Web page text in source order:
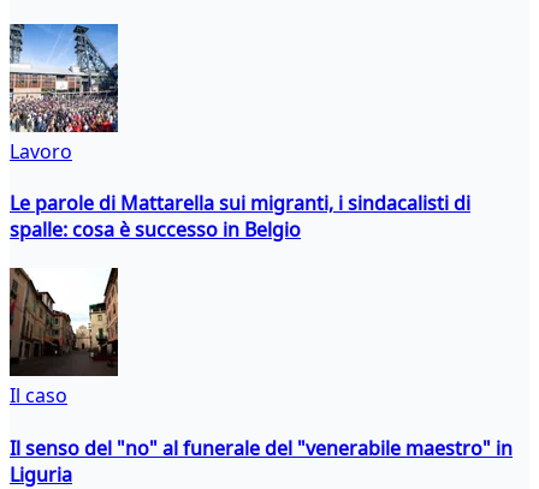
Lavoro
Le parole di Mattarella sui migranti, i sindacalisti di
spalle: cosa è successo in Belgio
Il caso
Il senso del "no" al funerale del "venerabile maestro" in
Liguria